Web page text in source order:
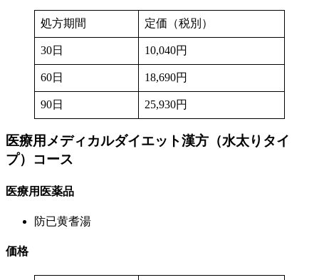
処方期間 定価（税別）
30日 10,040円
60日 18,690円
90日 25,930円
医療用メディカルダイエット漢方（水太りタイ
プ） コース
医療用医薬品
防已黄耆湯
価格